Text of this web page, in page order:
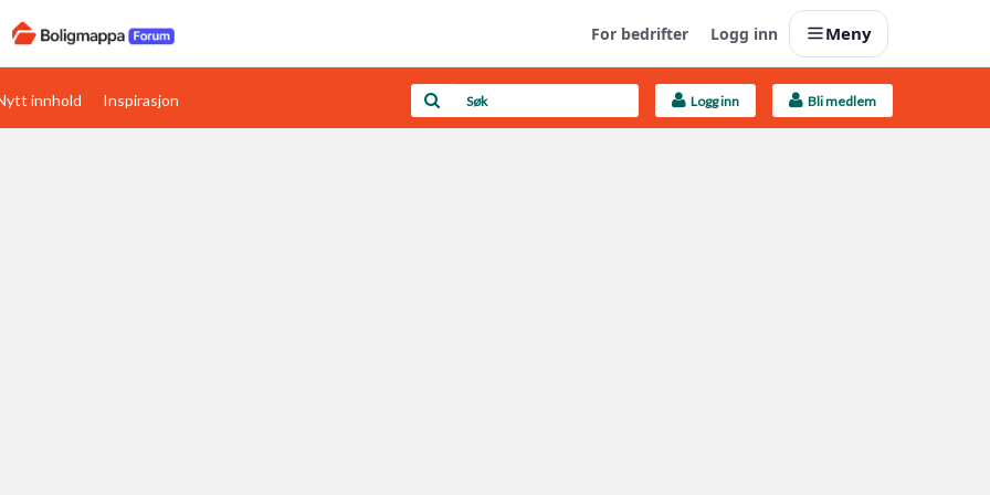
For bedrifter Logg inn Meny
Boligens papirer Last opp selv
innhold Inspirasjon Logg inn Bli medlem